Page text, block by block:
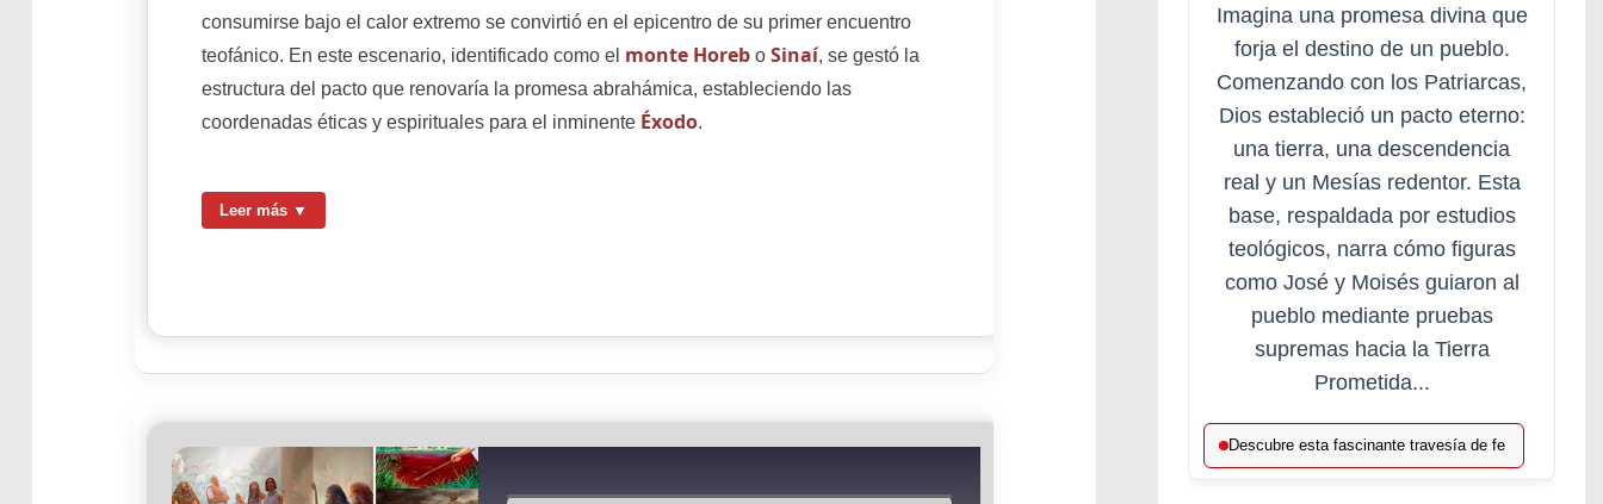
consumirse bajo el calor extremo se convirtió en el epicentro de su primer encuentro
teofánico. En este escenario, identificado como el monte Horebo Sinaí, se gestó la
estructura del pacto que renovaría la promesa abrahámica, estableciendo las
coordenadas éticas y espirituales para el inminente Éxodo.
Leer más ▼
Imagina una promesa divina que
forja el destino de un pueblo.
Comenzando con los Patriarcas,
Dios estableció un pacto eterno:
una tierra, una descendencia
real y un Mesías redentor. Esta
base, respaldada por estudios
teológicos, narra cómo figuras
como José y Moisés guiaron al
pueblo mediante pruebas
supremas hacia la Tierra
Prometida...
Descubre esta fascinante travesía de fe